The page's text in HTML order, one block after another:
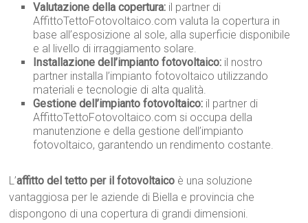
Valutazione della copertura: il partner di
AffittoTettoFotovoltaico.com valuta la copertura in
base all’esposizione al sole, alla superficie disponibile
e al livello di irraggiamento solare.
Installazione dell’impianto fotovoltaico: il nostro
partner installa l’impianto fotovoltaico utilizzando
materiali e tecnologie di alta qualità.
Gestione dell’impianto fotovoltaico: il partner di
AffittoTettoFotovoltaico.com si occupa della
manutenzione e della gestione dell’impianto
fotovoltaico, garantendo un rendimento costante.
L’affitto del tetto per il fotovoltaico è una soluzione
vantaggiosa per le aziende di Biella e provincia che
dispongono di una copertura di grandi dimensioni.